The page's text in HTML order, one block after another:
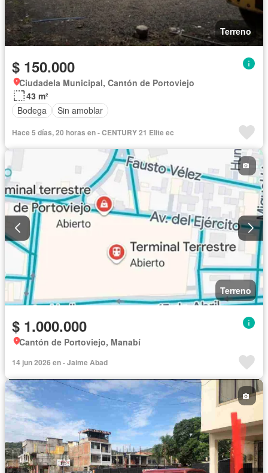
Terreno
$ 150.000
Ciudadela Municipal, Cantón de Portoviejo
43 m²
Bodega
Sin amoblar
Hace 5 días, 20 horas en - CENTURY 21 Elite ec
Terreno
$ 1.000.000
Cantón de Portoviejo, Manabí
14 jun 2026 en - Jaime Abad